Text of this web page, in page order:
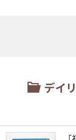
デイ